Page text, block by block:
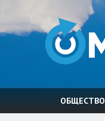
ОБЩЕСТВО